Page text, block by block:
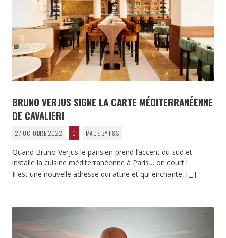
BRUNO VERJUS SIGNE LA CARTE MÉDITERRANÉENNE
DE CAVALIERI
27 OCTOBRE 2022 0 MADE BY F&S
Quand Bruno Verjus le parisien prend l’accent du sud et
installe la cuisine méditerranéenne à Paris… on court !
Il est une nouvelle adresse qui attire et qui enchante, […]